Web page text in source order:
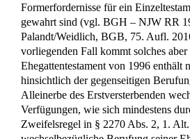
Formerfordernisse für ein
gewahrt sind (vgl. BGH – NJW RR
Palandt/Weidlich, BGB, 75. Aufl.
vorliegenden Fall kommt solches
Ehegattentestament von 1996 enthält
hinsichtlich der gegenseitigen
Alleinerbe des Erstversterbenden
Verfügungen, wie sich mindestens
Zweifelsregel in § 2270 Abs. 2, 1.